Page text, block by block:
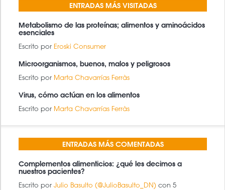
ENTRADAS MÁS VISITADAS
Metabolismo de las proteínas; alimentos y aminoácidos
esenciales
Escrito por Eroski Consumer
Microorganismos, buenos, malos y peligrosos
Escrito por Marta Chavarrías Ferràs
Virus, cómo actúan en los alimentos
Escrito por Marta Chavarrías Ferràs
ENTRADAS MÁS COMENTADAS
Complementos alimenticios: ¿qué les decimos a
nuestros pacientes?
Escrito por Julio Basulto (@JulioBasulto_DN) con 5